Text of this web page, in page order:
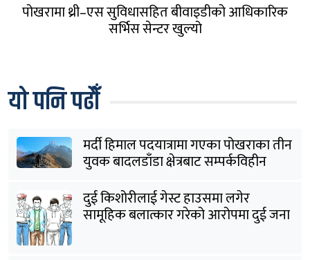
पोखरामा थ्री–एस सुविधासहित बीवाइडीको आधिकारिक
सर्भिस सेन्टर खुल्यो
यो पनि पढौँ
मर्दी हिमाल पदयात्रामा गएका पोखराका तीन
युवक बादलडाँडा क्षेत्रबाट सम्पर्कविहीन
दुई किशोरीलाई गेस्ट हाउसमा लगेर
सामूहिक बलात्कार गरेको आरोपमा दुई जना